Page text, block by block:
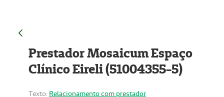
Prestador Mosaicum Espaço
Clínico Eireli (51004355-5)
Texto: Relacionamento com prestador